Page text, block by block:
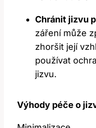
Chránit jizvu
záření ⁢může
zhoršit její
⁣používat
jizvu.
Výhody péče o